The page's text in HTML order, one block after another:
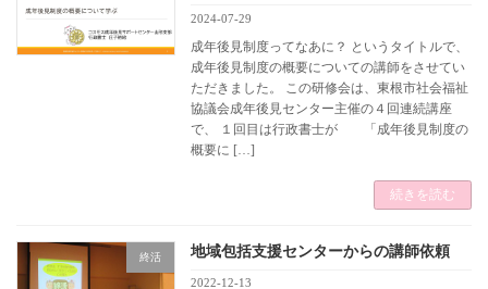
2024-07-29
成年後見制度ってなあに？ というタイトルで、
成年後見制度の概要についての講師をさせてい
ただきました。 この研修会は、東根市社会福祉
協議会成年後見センター主催の４回連続講座
で、 １回目は行政書士が 「成年後見制度の
概要に […]
続きを読む
終活 地域包括支援センターからの講師依頼
2022-12-13